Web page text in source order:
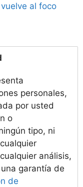
al foco
personales,
por usted
o
tipo, ni
análisis,
garantía de
de